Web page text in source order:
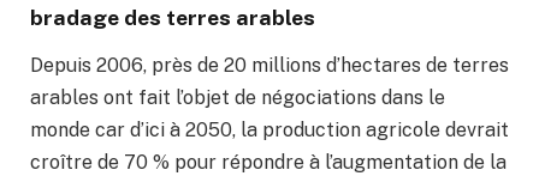
bradage des terres arables
Depuis 2006, près de 20 millions d’hectares de terres
arables ont fait l’objet de négociations dans le
monde car d’ici à 2050, la production agricole devrait
croître de 70 % pour répondre à l’augmentation de la